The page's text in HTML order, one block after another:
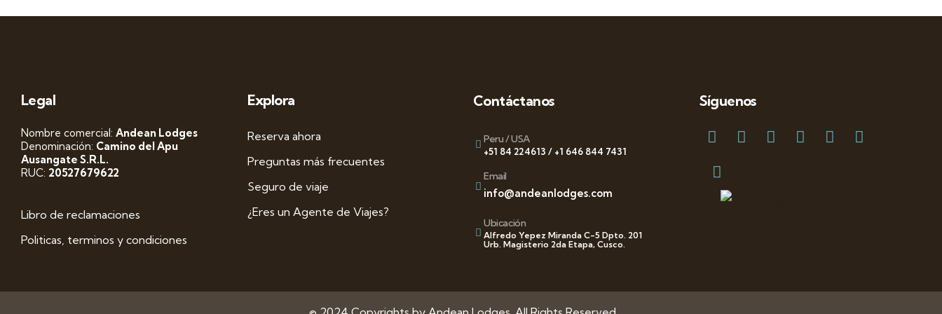
Legal
Nombre comercial: Andean Lodges
Denominación: Camino del Apu
Ausangate S.R.L.
RUC: 20527679622
Libro de reclamaciones
Politicas, terminos y condiciones
Explora
Reserva ahora
Preguntas más frecuentes
Seguro de viaje
¿Eres un Agente de Viajes?
Contáctanos
Peru / USA
+51 84 224613 / +1 646 844 7431
Email
info@andeanlodges.com
Ubicación
Alfredo Yepez Miranda C-5 Dpto. 201
Urb. Magisterio 2da Etapa, Cusco.
Síguenos